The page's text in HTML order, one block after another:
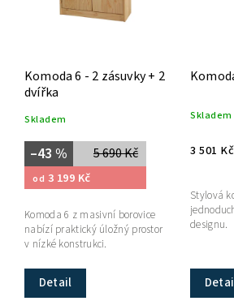
Komoda 6 - 2 zásuvky + 2
dvířka
Skladem
5 690 Kč
–43 %
od 3 199 Kč
Detail
Komoda 6 z masivní borovice
nabízí praktický úložný prostor
v nízké konstrukci.
Skladem
3 501 Kč
Stylová
designu.